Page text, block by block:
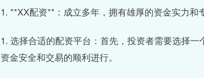
1. **XX配资**：成立多年，拥有雄厚的资金实力和
1. 选择合适的配资平台：首先，投资者需要选择
资金安全和交易的顺利进行。